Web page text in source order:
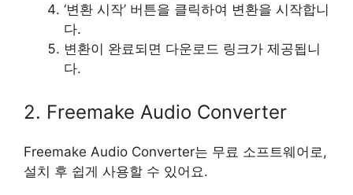
‘변환 시작’ 버튼을 클릭하여 변환을 시작합니
다.
변환이 완료되면 다운로드 링크가 제공됩니
다.
2. Freemake Audio Converter
Freemake Audio Converter는 무료 소프트웨어로,
설치 후 쉽게 사용할 수 있어요.